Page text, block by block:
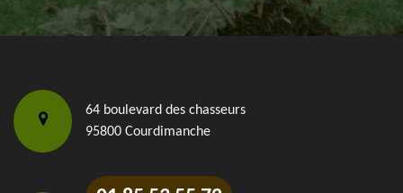
64 boulevard des chasseurs
95800 Courdimanche